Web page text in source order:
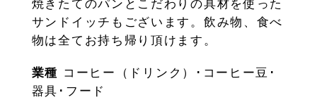
焼きたてのパンとこだわりの具材を使った
サンドイッチもございます。飲み物、食べ
物は全てお持ち帰り頂けます。
業種 コーヒー（ドリンク）･コーヒー豆･
器具･フード